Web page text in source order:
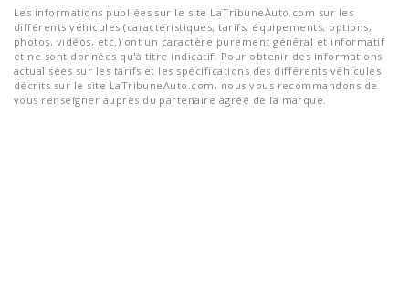
Les informations publiées sur le site LaTribuneAuto.com sur les
différents véhicules (caractéristiques, tarifs, équipements, options,
photos, vidéos, etc.) ont un caractère purement général et informatif
et ne sont données qu'à titre indicatif. Pour obtenir des informations
actualisées sur les tarifs et les spécifications des différents véhicules
décrits sur le site LaTribuneAuto.com, nous vous recommandons de
vous renseigner auprès du partenaire agréé de la marque.